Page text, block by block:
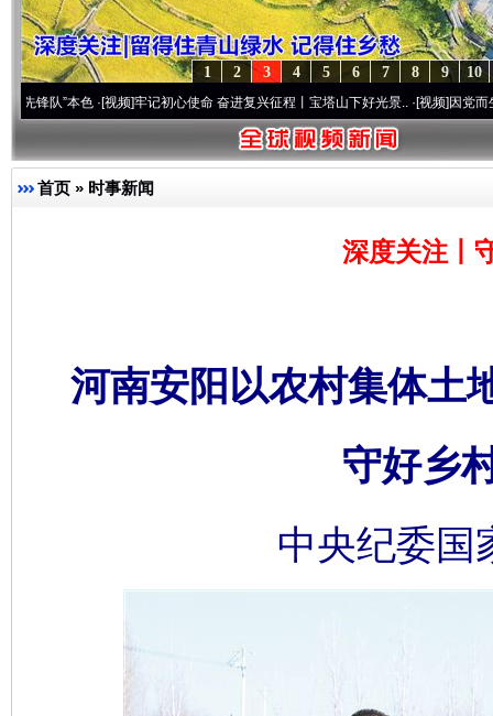
10
9
8
7
6
5
4
3
2
1
·[视频]牢记初心使命 奋进复兴征程丨宝塔山下好光景..·[视频]因党而生 为党而
首页 » 时事新闻
深度关注丨
河南安阳以农村集体土
守好乡
中央纪委国